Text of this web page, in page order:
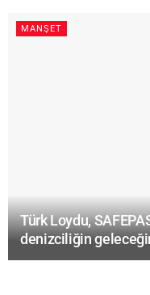
MANŞET
Türk Loydu,
denizciliğin